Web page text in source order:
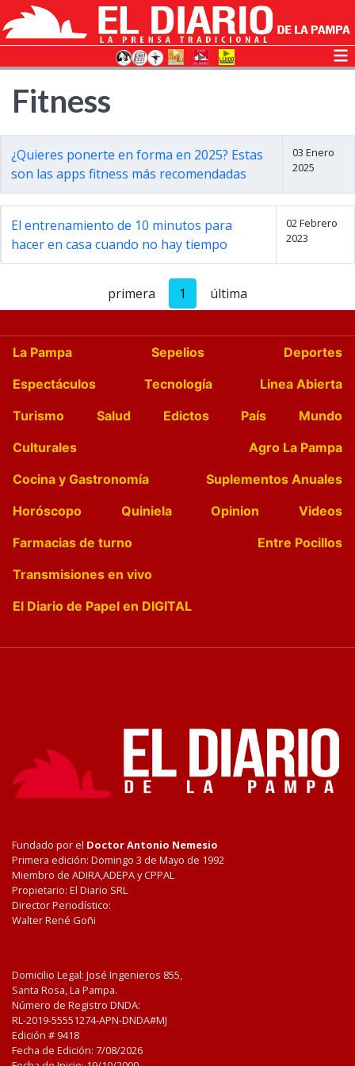
Fitness
¿Quieres ponerte en forma en 2025? Estas
son las apps fitness más recomendadas
03 Enero
2025
El entrenamiento de 10 minutos para
hacer en casa cuando no hay tiempo
02 Febrero
2023
primera 1 última
La Pampa Sepelios
Deportes
Espectáculos
Tecnología
Linea Abierta
Turismo
Salud Edictos País
Mundo
Culturales
Agro La Pampa
Cocina y Gastronomía
Suplementos Anuales
Horóscopo
Quiniela Opinion
Videos
Farmacias de turno
Entre Pocillos
Transmisiones en vivo
El Diario de Papel en DIGITAL
Fundado por el Doctor Antonio Nemesio
Primera edición: Domingo 3 de Mayo de 1992
Miembro de ADIRA,ADEPA y CPPAL
Propietario: El Diario SRL
Director Periodístico:
Walter René Goñi
Domicilio Legal: José Ingenieros 855,
Santa Rosa, La Pampa.
Número de Registro DNDA:
RL-2019-55551274-APN-DNDA#MJ
Edición # 9418
Fecha de Edición: 7/08/2026